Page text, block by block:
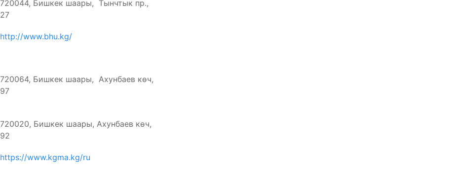
720044, Бишкек шаары, Тынчтык пр.,
27
http://www.bhu.kg/
720064, Бишкек шаары, Ахунбаев көч,
97
720020, Бишкек шаары, Ахунбаев көч,
92
https://www.kgma.kg/ru